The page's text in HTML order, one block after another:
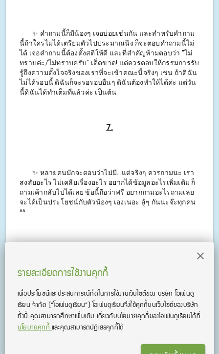
✨ คำถามนี้ก็มีน้องๆ เจอบ่อยเช่นกัน และสำหรับคำถาม
นี้ถ้าใครไม่ได้เตรียมตัวไปประมาณนึง ก็จะตอบคำถามนี้ไม่
ได้ เจอคำถามนี้ต้องตั้งสติให้ดี และที่สำคัญห้ามตอบว่า "ไม่
ทราบค่ะ/ไม่ทราบครับ" เด็ดขาด! แต่ควรตอบให้กรรมการรับ
รู้ถึงความตั้งใจจริงของเราที่จะเข้าคณะนี้จริงๆ เช่น ถ้าดิฉัน
ไม่ได้รอบนี้ ดิฉันก็จะรอรอบอื่นๆ ดิฉันต้องทำให้ได้ค่ะ แต่วัน
นี้ดิฉันได้ทำเต็มที่แล้วค่ะ เป็นต้น
7.
✨ หลายคนมักจะตอบว่าไม่มี.. แต่จริงๆ ควรถามนะ เรา
สงสัยอะไร ไม่เคลียเรื่องอะไร อยากได้ข้อมูลอะไรเพิ่มเติม ก็
ถามเค้ากลับไปได้เลย ข้อนี้ถือว่าฟรี อยากถามอะไรถามเลย
จะได้เป็นประโยชน์กับตัวน้องๆ เองเนอะ สู้ๆ กันนะจ๊ะทุกคน
^^
รายละเอียดการใช้งานคุกกี้
เพื่อประโยชน์และประสบการณ์ที่ดีในการใช้งานเว็บไซต์ของ บริษัท โอเพ่นดู
เรียน จํากัด (“โอเพ่นดูเรียน”)โอเพ่นดูเรียนจึงใช้คุกกี้บนเว็บไซต์ของบริษัท
ทั้งนี้ คุณสามารถศึกษาเพิ่มเติม เกี่ยวกับนโยบายคุกกี้ของโอเพ่นดูเรียนได้ที่
นโยบายคุกกี้และคุณสามารถปฏิเสธคุกกี้ได้